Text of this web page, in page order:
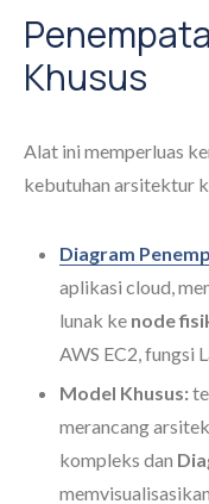
Khusus
Alat ini memperluas
kebutuhan arsitektur
Diagram
aplikasi cloud,
lunak ke node
AWS EC2, fungsi
Model Khusus:
merancang
kompleks dan